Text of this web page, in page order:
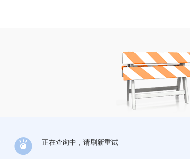
正在查询中，请刷新重试